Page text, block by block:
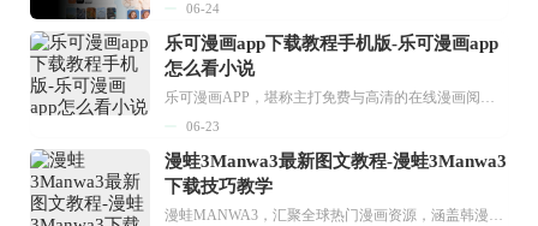
06-24
乐可漫画app下载教程手机版-乐可漫画app
怎么看小说
乐可漫画APP，堪称主打免费与高清的在线漫画阅读神器。其官方版提供海量完整版漫画资源，无论是国内漫画，还是日漫、韩漫、台漫、美漫等国外漫画，应有尽有，随时供你阅读。只需轻点一下，便能直接进入阅读界面。不仅如此，乐可漫画最新版本更新速度极快，在这里，你总能抢先看到全网一手漫画章节内容！...
06-23
漫蛙3Manwa3最新图文教程-漫蛙3Manwa3
下载技巧教学
漫蛙MANWA3，汇聚全球热门漫画资源，涵盖韩漫、欧美漫画、国漫等多种类型，题材丰富多样，全方位满足用户阅读喜好。它不仅是阅读平台，更是创作平台，为广大用户打造零门槛创作环境。...